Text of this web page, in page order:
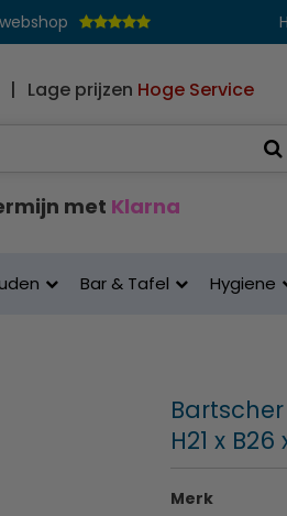
| Lage prijzen Hoge Service
met Klarna
Bar & Tafel Hygiene
H21 x
Merk